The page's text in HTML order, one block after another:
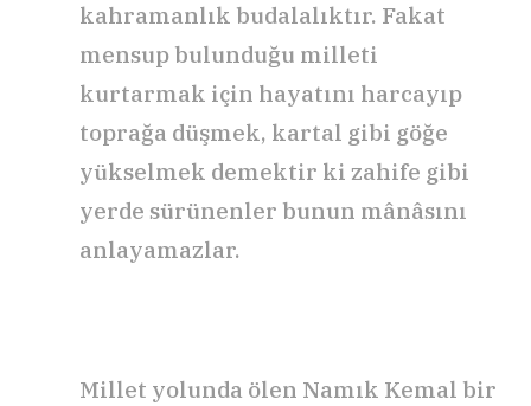
kahramanlık budalalıktır. Fakat
mensup bulunduğu milleti
kurtarmak için hayatını harcayıp
toprağa düşmek, kartal gibi göğe
yükselmek demektir ki zahife gibi
yerde sürünenler bunun mânâsını
anlayamazlar.
Millet yolunda ölen Namık Kemal bir